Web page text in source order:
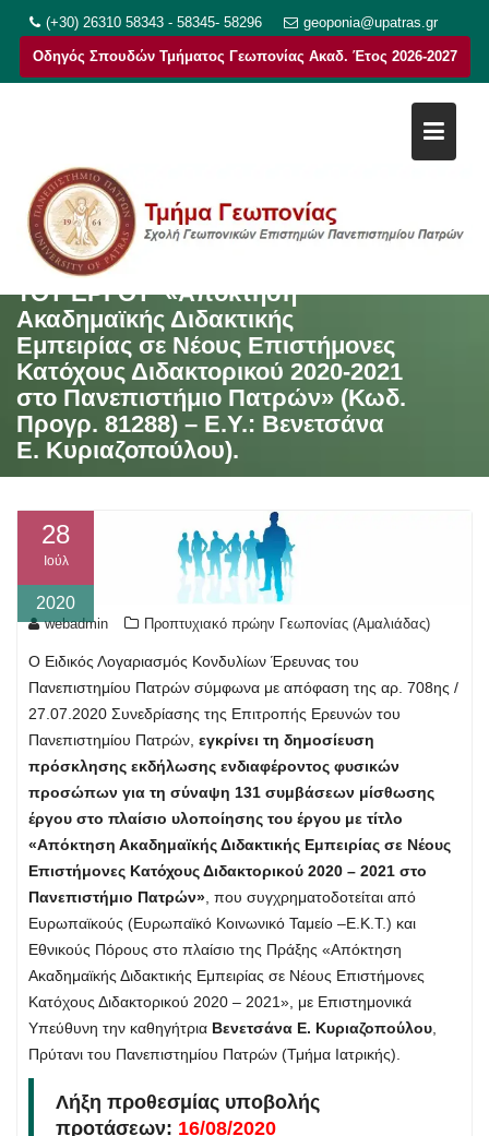
στο
περιεχόμενο
(+30) 26310 58343 - 58345- 58296 geoponia@upatras.gr
Οδηγός Σπουδών Τμήματος Γεωπονίας Ακαδ. Έτος 2026-2027
ΕΝΔΙΑΦΕΡΟΝΤΟΣ ΓΙΑ ΥΠΟΒΟΛΗ
ΠΡΟΤΑΣΗΣ ΠΡΟΣ ΣΥΝΑΨΗ 131
ΣΥΜΒΑΣΕΩΝ ΜΙΣΘΩΣΗΣ ΕΡΓΟΥ
ΙΔΙΩΤΙΚΟΥ ΔΙΚΑΙΟΥ ΓΙΑ ΤΗΝ
ΑΝΑΘΕΣΗ ΕΡΓΟΥ ΣΤΟ ΠΛΑΙΣΙΟ
ΤΟΥ ΕΡΓΟΥ «Απόκτηση
Ακαδημαϊκής Διδακτικής
Εμπειρίας σε Νέους Επιστήμονες
Κατόχους Διδακτορικού 2020-2021
στο Πανεπιστήμιο Πατρών» (Κωδ.
Προγρ. 81288) – Ε.Υ.: Βενετσάνα
Ε. Κυριαζοπούλου).
28
Ιούλ
2020
webadmin Προπτυχιακό πρώην Γεωπονίας (Αμαλιάδας)
Ο Ειδικός Λογαριασμός Κονδυλίων Έρευνας του
Πανεπιστημίου Πατρών σύμφωνα με απόφαση της αρ. 708ης /
27.07.2020 Συνεδρίασης της Επιτροπής Ερευνών του
Πανεπιστημίου Πατρών, εγκρίνει τη δημοσίευση
πρόσκλησης εκδήλωσης ενδιαφέροντος φυσικών
προσώπων για τη σύναψη 131 συμβάσεων μίσθωσης
έργου στο πλαίσιο υλοποίησης του έργου με τίτλο
«Απόκτηση Ακαδημαϊκής Διδακτικής Εμπειρίας σε Νέους
Επιστήμονες Κατόχους Διδακτορικού 2020 – 2021 στο
Πανεπιστήμιο Πατρών» , που συγχρηματοδοτείται από
Ευρωπαϊκούς (Ευρωπαϊκό Κοινωνικό Ταμείο –Ε.Κ.Τ.) και
Εθνικούς Πόρους στο πλαίσιο της Πράξης «Απόκτηση
Ακαδημαϊκής Διδακτικής Εμπειρίας σε Νέους Επιστήμονες
Κατόχους Διδακτορικού 2020 – 2021», με Επιστημονικά
Υπεύθυνη την καθηγήτρια Βενετσάνα Ε. Κυριαζοπούλου
Πρύτανι του Πανεπιστημίου Πατρών (Τμήμα Ιατρικής).
Λήξη προθεσμίας υποβολής
προτάσεων: 16/08/2020